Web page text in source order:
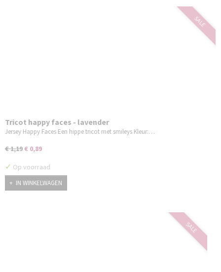
SALE
Tricot happy faces - lavender
Jersey Happy Faces Een hippe tricot met smileys Kleur:…
€ 1,19€ 0,89
✓ Op voorraad
IN WINKELWAGEN
SALE